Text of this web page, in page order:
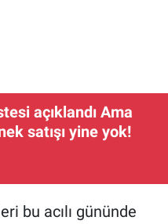
açıklandı Ama
satışı yine yok!
bu acılı gününde